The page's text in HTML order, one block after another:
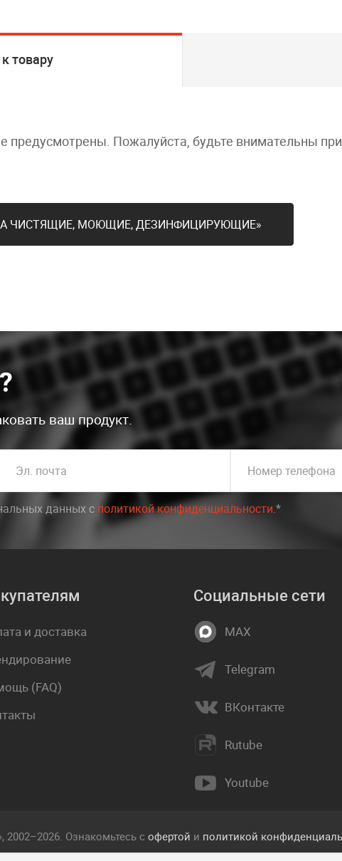
товару
предусмотрены. Пожалуйста, будьте внимательны
ЧИСТЯЩИЕ, МОЮЩИЕ, ДЕЗИНФИЦИРУЮЩИЕ»
ваш продукт.
Эл. почта Номер телефона
данных c политикой конфиденциальности.*
и доставка
(FAQ)
Социальные сети
MAX
Telegram
ВКонтакте
Rutube
Youtube
Ознакомьтесь с офертой и политикой